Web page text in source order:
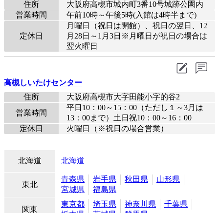
住所
大阪府高槻市城内町3番10号城跡公園内
営業時間
午前10時～午後5時(入館は4時半まで)
定休日
月曜日（祝日は開館）、祝日の翌日、12
月28日～1月3日※月曜日が祝日の場合は
翌火曜日
高槻しいたけセンター
住所
大阪府高槻市大字田能小字的谷2
営業時間
平日10：00～15：00（ただし１～3月は
13：00まで）土日祝10：00～16：00
定休日
火曜日（※祝日の場合営業）
北海道 北海道
東北
青森県 岩手県 秋田県
山形県
宮城県
福島県
関東
東京都 埼玉県 神奈川県
千葉県